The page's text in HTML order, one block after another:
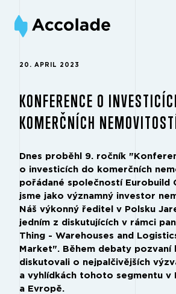
20. APRIL 2023
KONFERENCE O
KOMERČNÍCH
Dnes proběhl 9. ročník
o investicích do komerčních
pořádané společností Eurobuild
jsme jako významný investor
Náš výkonný ředitel v Polsku
jedním z diskutujících v rámci
Thing - Warehouses and
Market". Během debaty pozvaní
diskutovali o nejpalčivějších
a vyhlídkách tohoto segmentu v
a Evropě.